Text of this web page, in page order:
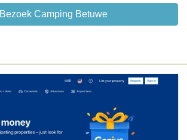
Bezoek Camping Betuwe